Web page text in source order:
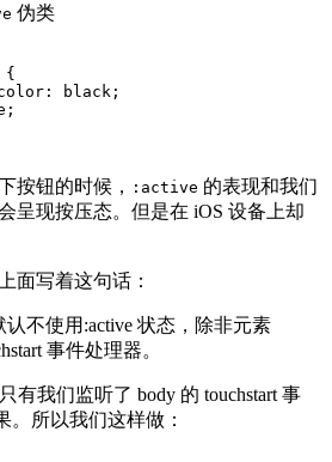
伪类
{
black;
按钮的时候， :active 的表现和我们
呈现按压态。但是在 iOS 设备上却
面写着这句话：
认不使用:active 状态，除非元素
事件处理器。
有我们监听了 body 的 touchstart 事
。所以我们这样做：